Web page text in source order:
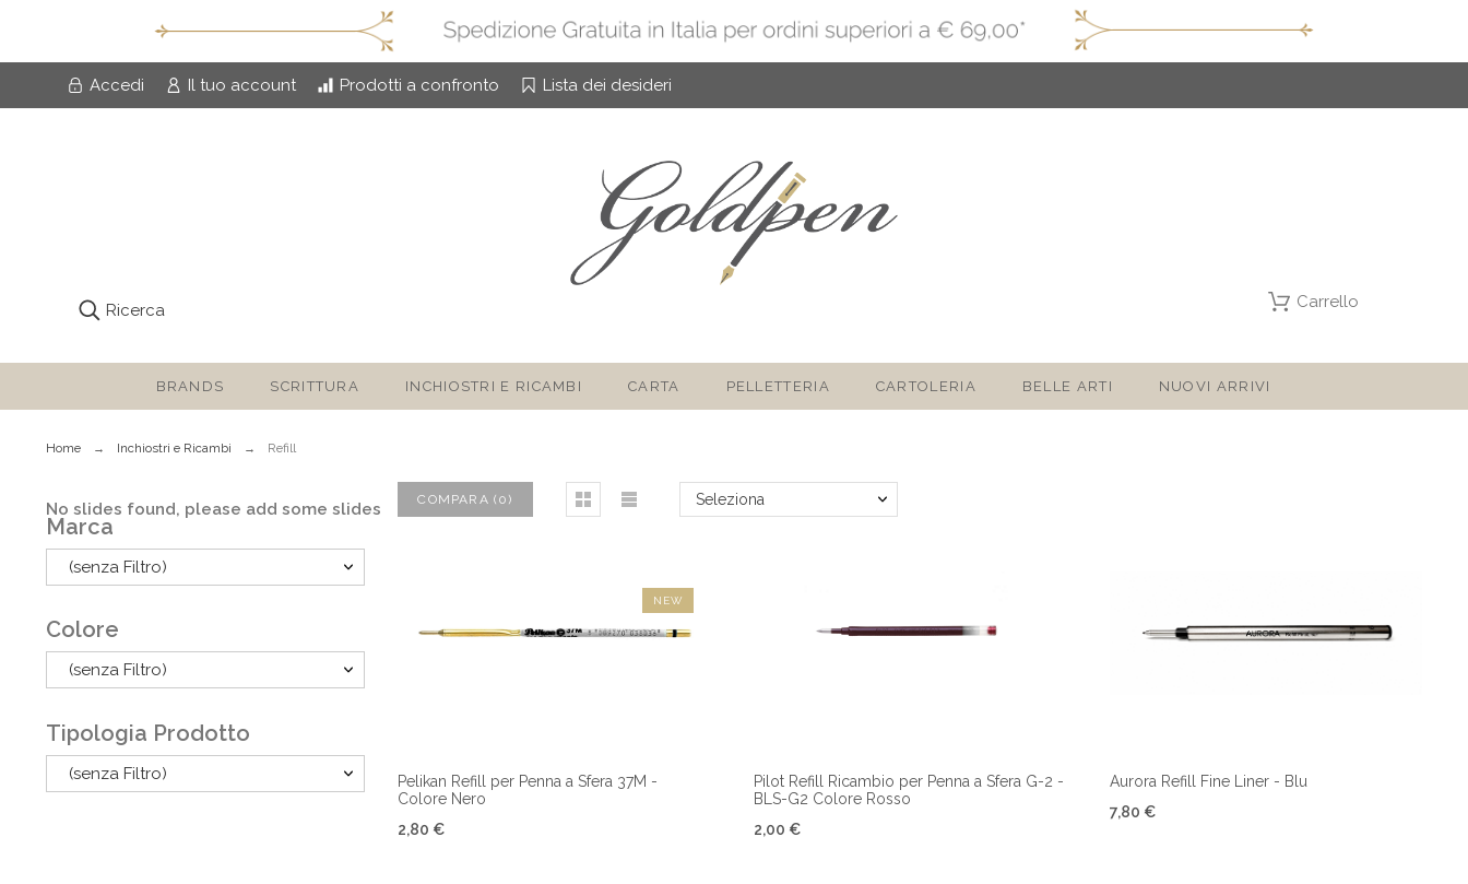
Accedi Il tuo account Prodotti a confronto Lista dei desideri
Ricerca Carrello
BRANDS SCRITTURA INCHIOSTRI E RICAMBI CARTA PELLETTERIA CARTOLERIA BELLE ARTI NUOVI ARRIVI
No slides found, please add some slides
Home Inchiostri e Ricambi Refill
Marca
(senza Filtro)
Colore
(senza Filtro)
Tipologia Prodotto
(senza Filtro)
COMPARA ( 0 ) Seleziona
Pelikan Refill per Penna a Sfera 37M -
Colore Nero
2,80 €
NEW
Pilot Refill Ricambio per Penna a Sfera G-2 -
BLS-G2 Colore Rosso
2,00 €
Aurora Refill Fine Liner - Blu
7,80 €